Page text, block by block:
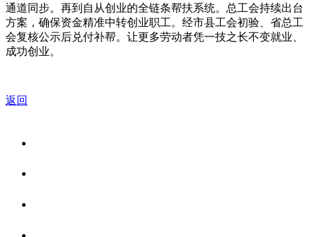
通道同步。再到自从创业的全链条帮扶系统。总工会持续出台
方案，确保资金精准中转创业职工。经市县工会初验、省总工
会复核公示后兑付补帮。让更多劳动者凭一技之长不变就业、
成功创业。
返回